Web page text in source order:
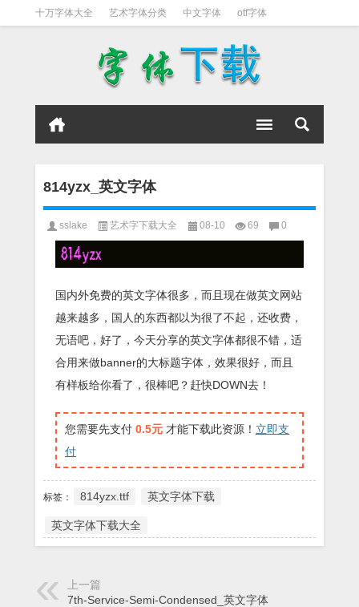
十万字体大全 艺术字体分类 中文字体 otf字体
814yzx_英文字体
sslake 艺术字下载大全 08-10 69 0
国内外免费的英文字体很多，而且现在做英文网站
越来越多，国人的东西都以为很了不起，还收费，
无语吧，好了，今天分享的英文字体都很不错，适
合用来做banner的大标题字体，效果很好，而且
有样板给你看了，很棒吧？赶快DOWN去！
您需要先支付 0.5元 才能下载此资源！ 立即支
付
标签： 814yzx.ttf 英文字体下载
英文字体下载大全
上一篇
7th-Service-Semi-Condensed_英文字体